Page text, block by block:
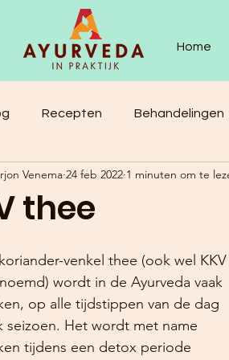
Home
Recepten Behandelingen
thee
Venema 24 feb 2022 1 minuten om te
venkel thee (ook wel KKV
wordt in de Ayurveda vaak
op alle tijdstippen van de dag
seizoen. Het wordt met name
tijdens een detox periode